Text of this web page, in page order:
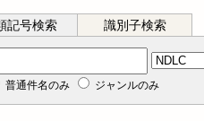
記号検索 識別子検索
普通件名のみ ジャンルのみ